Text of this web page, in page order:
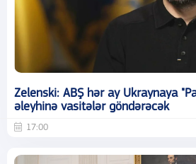
Zelenski: ABŞ hər ay Ukraynaya
əleyhinə vasitələr göndərəcək
17:00